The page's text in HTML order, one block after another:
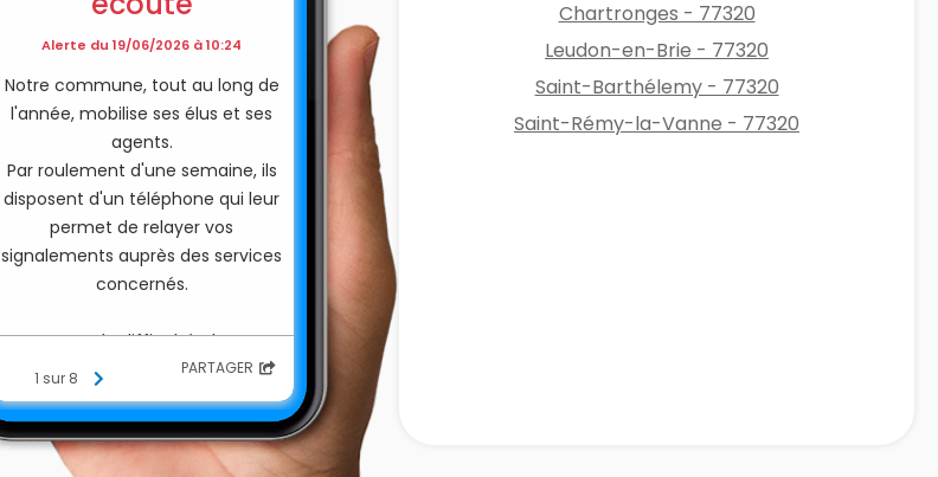
Alerte du 19/06/2026 à 10:24
Notre commune, tout au long de
l'année, mobilise ses élus et ses
agents.
Par roulement d'une semaine, ils
disposent d'un téléphone qui leur
permet de relayer vos
signalements auprès des services
concernés.
En cas de difficultés, hors
fonctionnement commun de la
mairie, n'hésitez pas à composer
le NUMÉRO CITOYEN06 44 07 62
82et de laisser votre message.
1 sur 8 PARTAGER
Chartronges - 77320
Leudon-en-Brie - 77320
Saint-Barthélemy - 77320
Saint-Rémy-la-Vanne - 77320